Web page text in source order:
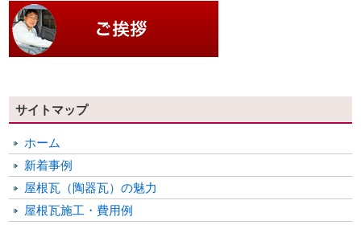
サイトマップ
ホーム
新着事例
屋根瓦（陶器瓦）の魅力
屋根瓦施工・費用例